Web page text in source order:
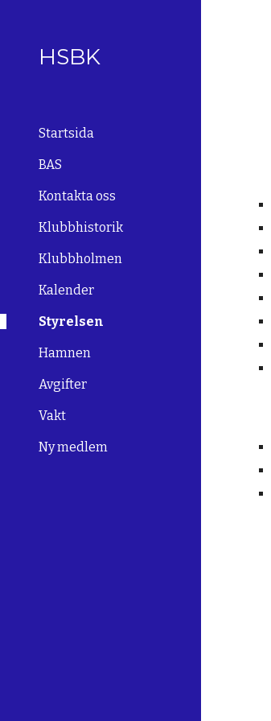
HSBK
Startsida
BAS
Kontakta oss
Klubbhistorik
Klubbholmen
Kalender
Styrelsen
Hamnen
Avgifter
Vakt
Ny medlem